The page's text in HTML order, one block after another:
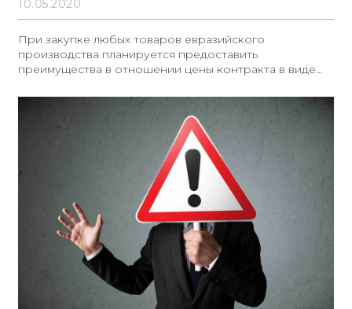
10.05.2020
При закупке любых товаров евразийского
производства планируется предоставить
преимущества в отношении цены контракта в виде